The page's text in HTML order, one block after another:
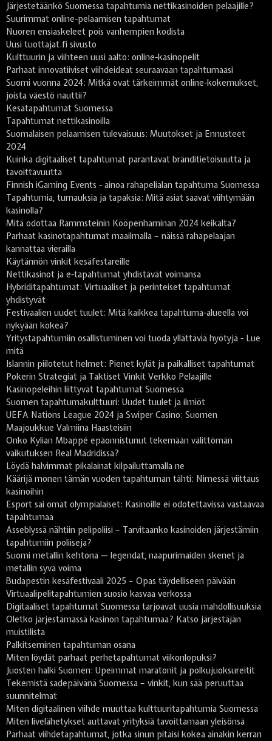
Järjestetäänkö Suomessa tapahtumia nettikasinoiden pelaajille?
Suurimmat online-pelaamisen tapahtumat
Nuoren ensiaskeleet pois vanhempien kodista
Uusi tuottajat.fi sivusto
Kulttuurin ja viihteen uusi aalto: online-kasinopelit
Parhaat innovatiiviset viihdeideat seuraavaan tapahtumaasi
Suomi vuonna 2024: Mitkä ovat tärkeimmät online-kokemukset,
joista väestö nauttii?
Kesätapahtumat Suomessa
Tapahtumat nettikasinoilla
Suomalaisen pelaamisen tulevaisuus: Muutokset ja Ennusteet
2024
Kuinka digitaaliset tapahtumat parantavat bränditietoisuutta ja
tavoittavuutta
Finnish iGaming Events - ainoa rahapelialan tapahtuma Suomessa
Tapahtumia, turnauksia ja tapaksia: Mitä asiat saavat viihtymään
kasinolla?
Mitä odottaa Rammsteinin Kööpenhaminan 2024 keikalta?
Parhaat kasinotapahtumat maailmalla – näissä rahapelaajan
kannattaa vierailla
Käytännön vinkit kesäfestareille
Nettikasinot ja e-tapahtumat yhdistävät voimansa
Hybriditapahtumat: Virtuaaliset ja perinteiset tapahtumat
yhdistyvät
Festivaalien uudet tuulet: Mitä kaikkea tapahtuma-alueella voi
nykyään kokea?
Yritystapahtumiin osallistuminen voi tuoda yllättäviä hyötyjä - Lue
mitä
Islannin piilotetut helmet: Pienet kylät ja paikalliset tapahtumat
Pokerin Strategiat ja Taktiset Vinkit Verkko Pelaajille
Kasinopeleihin liittyvät tapahtumat Suomessa
Suomen tapahtumakulttuuri: Uudet tuulet ja ilmiöt
UEFA Nations League 2024 ja Swiper Casino: Suomen
Maajoukkue Valmiina Haasteisiin
Onko Kylian Mbappé epäonnistunut tekemään välittömän
vaikutuksen Real Madridissa?
Löydä halvimmat pikalainat kilpailuttamalla ne
Käärijä monen tämän vuoden tapahtuman tähti: Nimessä viittaus
kasinoihin
Esport sai omat olympialaiset: Kasinoille ei odotettavissa vastaavaa
tapahtumaa
Asseblyssä nähtiin pelipoliisi – Tarvitaanko kasinoiden järjestämiin
tapahtumiin poliiseja?
Suomi metallin kehtona — legendat, naapurimaiden skenet ja
metallin syvä voima
Budapestin kesäfestivaali 2025 – Opas täydelliseen päivään
Virtuaalipelitapahtumien suosio kasvaa verkossa
Digitaaliset tapahtumat Suomessa tarjoavat uusia mahdollisuuksia
Oletko järjestämässä kasinon tapahtumaa? Katso järjestäjän
muistilista
Palkitseminen tapahtuman osana
Miten löydät parhaat perhetapahtumat viikonlopuksi?
Juosten halki Suomen: Upeimmat maratonit ja polkujuoksureitit
Tekemistä sadepäivänä Suomessa – vinkit, kun sää peruuttaa
suunnitelmat
Miten digitaalinen viihde muuttaa kulttuuritapahtumia Suomessa
Miten livelähetykset auttavat yrityksiä tavoittamaan yleisönsä
Parhaat viihdetapahtumat, jotka sinun pitäisi kokea ainakin kerran